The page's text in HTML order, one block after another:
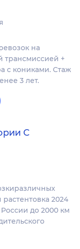
на
трансмиссией +
с кониками. Стаж
3 лет.
C
растентовка 2024
до 2000 км